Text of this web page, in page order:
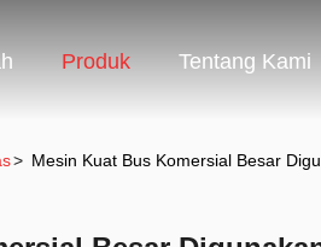
Produk Tentang Kami
> Mesin Kuat Bus Komersial Besar